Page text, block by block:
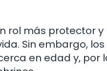
rol más protector
Sin embargo,
en edad y, por